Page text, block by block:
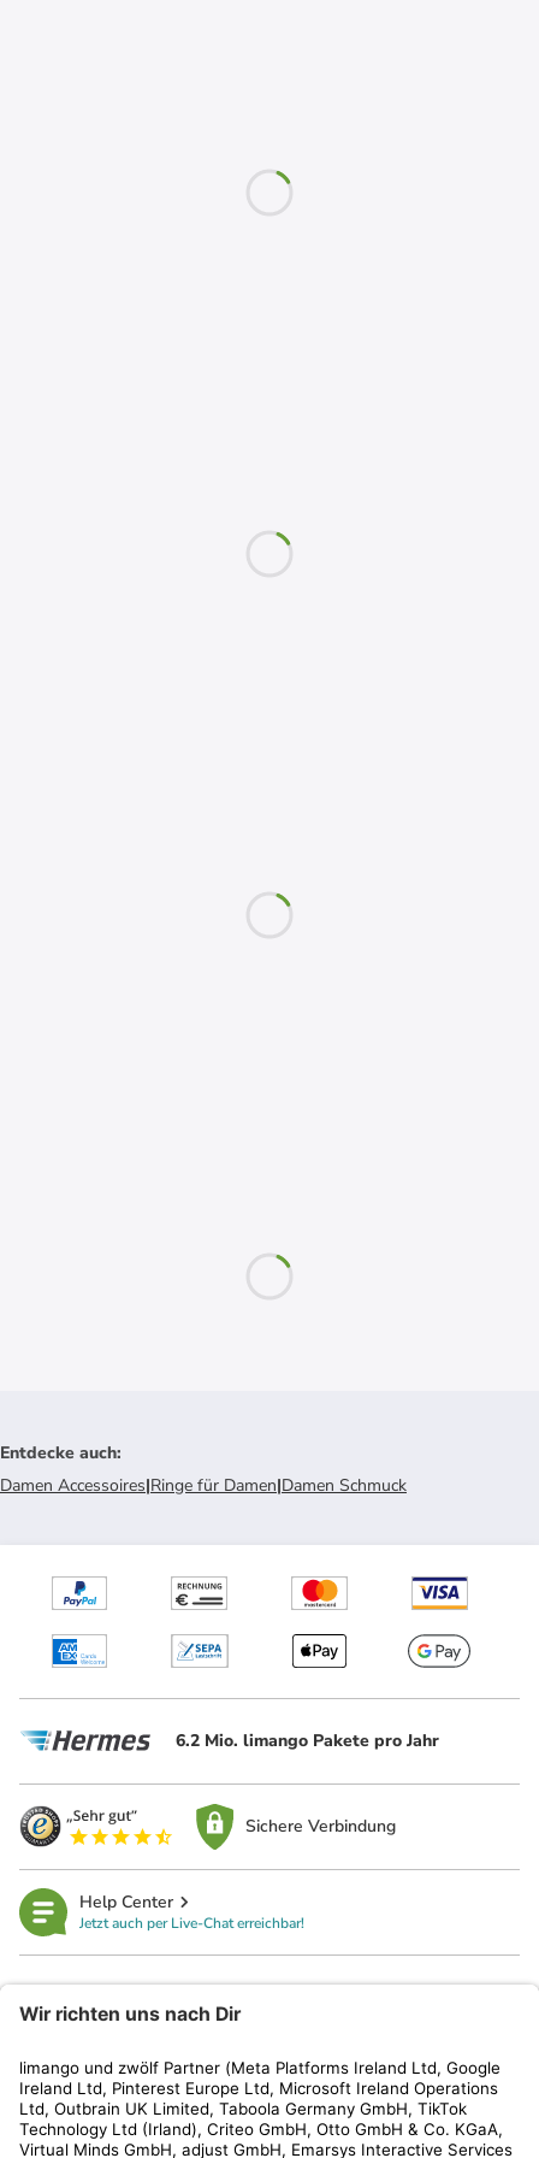
Entdecke auch:
Damen Accessoires|Ringe für Damen|Damen Schmuck
6.2 Mio. limango Pakete pro Jahr
Sichere Verbindung
Help Center
Jetzt auch per Live-Chat erreichbar!
Kundenservice